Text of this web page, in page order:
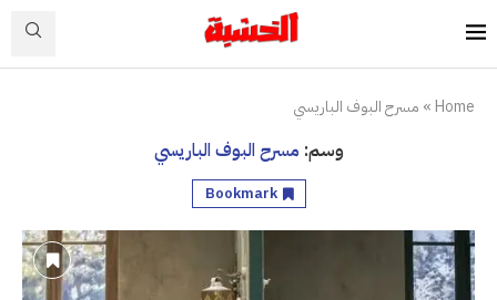
Home
» مسرح البوف الباريسي
وسم: مسرح البوف الباريسي
Bookmark